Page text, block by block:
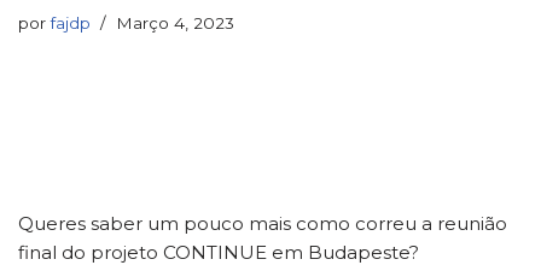
porfajdp Março 4, 2023
Queres saber um pouco mais como correu a reunião
final do projeto CONTINUE em Budapeste?